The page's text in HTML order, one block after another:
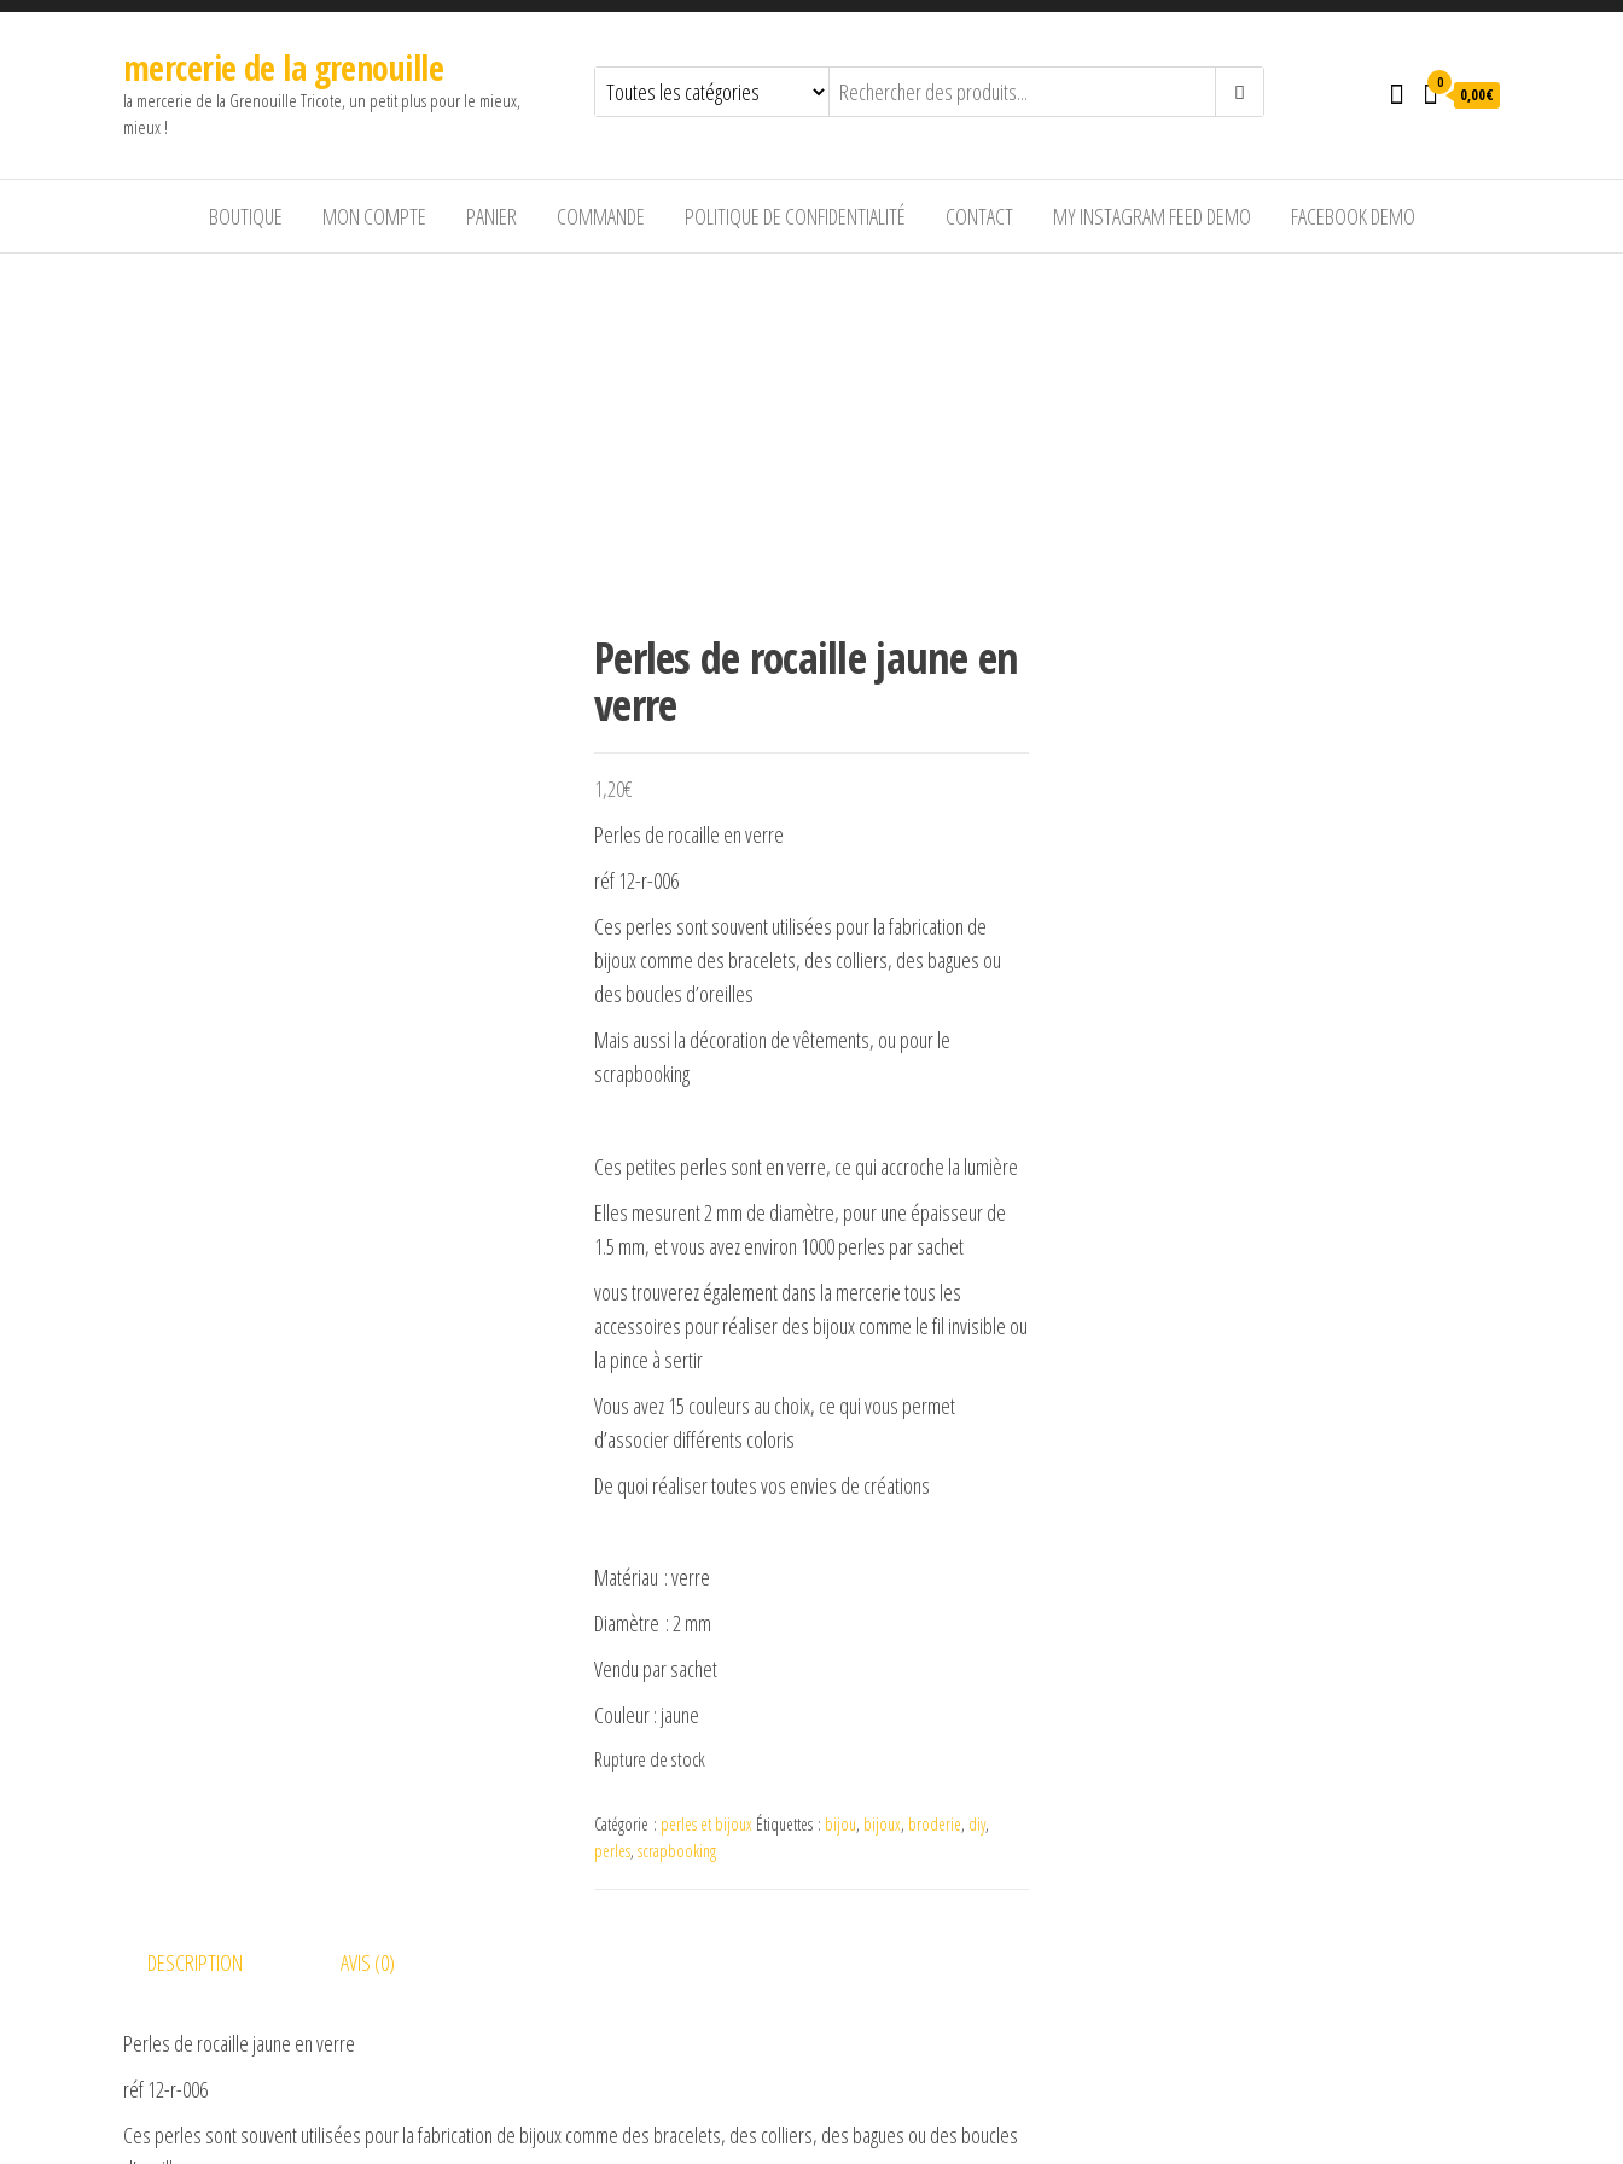
mercerie de la grenouille
la mercerie de la Grenouille Tricote, un petit plus pour le mieux,
mieux !
0
0,00€
BOUTIQUE MON COMPTE PANIER COMMANDE POLITIQUE DE CONFIDENTIALITÉ CONTACT MY INSTAGRAM FEED DEMO FACEBOOK DEMO
Perles de rocaille jaune en
verre
1,20€
Perles de rocaille en verre
réf 12-r-006
Ces perles sont souvent utilisées pour la fabrication de
bijoux comme des bracelets, des colliers, des bagues ou
des boucles d’oreilles
Mais aussi la décoration de vêtements, ou pour le
scrapbooking
Ces petites perles sont en verre, ce qui accroche la lumière
Elles mesurent 2 mm de diamètre, pour une épaisseur de
1.5 mm, et vous avez environ 1000 perles par sachet
vous trouverez également dans la mercerie tous les
accessoires pour réaliser des bijoux comme le fil invisible ou
la pince à sertir
Vous avez 15 couleurs au choix, ce qui vous permet
d’associer différents coloris
De quoi réaliser toutes vos envies de créations
Matériau : verre
Diamètre : 2 mm
Vendu par sachet
Couleur : jaune
Rupture de stock
Catégorie : perles et bijoux Étiquettes : bijou, bijoux, broderie, diy,
perles, scrapbooking
DESCRIPTION AVIS (0)
Perles de rocaille jaune en verre
réf 12-r-006
Ces perles sont souvent utilisées pour la fabrication de bijoux comme des bracelets, des colliers, des bagues ou des boucles